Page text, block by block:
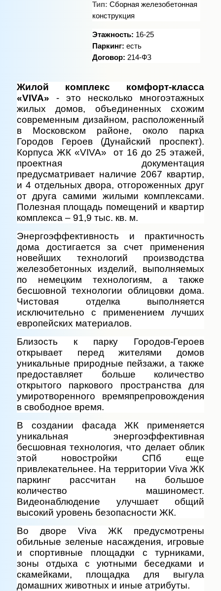
Тип: Сборная железобетонная
конструкция
Этажность: 16-25
Паркинг: есть
Договор: 214-ФЗ
Жилой комплекс комфорт-класса
«VIVA» - это несколько многоэтажных
жилых домов, объединенных схожим
современным дизайном, расположенный
в Московском районе, около парка
Городов Героев (Дунайский проспект).
Корпуса ЖК «VIVA» от 16 до 25 этажей,
проектная документация
предусматривает наличие 2067 квартир,
и 4 отдельных двора, отгороженных друг
от друга самими жилыми комплексами.
Полезная площадь помещений и квартир
комплекса – 91,9 тыс. кв. м.
Энергоэффективность и практичность
дома достигается за счет применения
новейших технологий производства
железобетонных изделий, выполняемых
по немецким технологиям, а также
бесшовной технологии облицовки дома.
Чистовая отделка выполняется
исключительно с применением лучших
европейских материалов.
Близость к парку Городов-Героев
открывает перед жителями домов
уникальные природные пейзажи, а также
предоставляет больше количество
открытого паркового пространства для
умиротворенного времяпрепровождения
в свободное время.
В создании фасада ЖК применяется
уникальная энергоэффективная
бесшовная технология, что делает облик
этой новостройки СПб еще
привлекательнее. На территории Viva ЖК
паркинг рассчитан на большое
количество машиномест.
Видеонаблюдение улучшает общий
высокий уровень безопасности ЖК.
Во дворе Viva ЖК предусмотрены
обильные зеленые насаждения, игровые
и спортивные площадки с турниками,
зоны отдыха с уютными беседками и
скамейками, площадка для выгула
домашних животных и иные атрибуты.